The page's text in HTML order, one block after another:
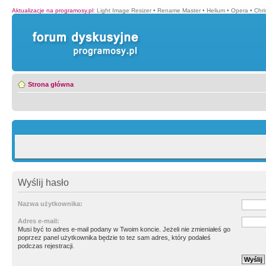
Aktualizacje na programosy.pl: Light Image Resizer • Rename Master • Helium • Opera •
Strona główna
Wyślij hasło
Nazwa użytkownika:
Adres e-mail:
Musi być to adres e-mail podany w Twoim koncie. Jeżeli nie zmieniałeś go
poprzez panel użytkownika będzie to tez sam adres, który podałeś
podczas rejestracji.